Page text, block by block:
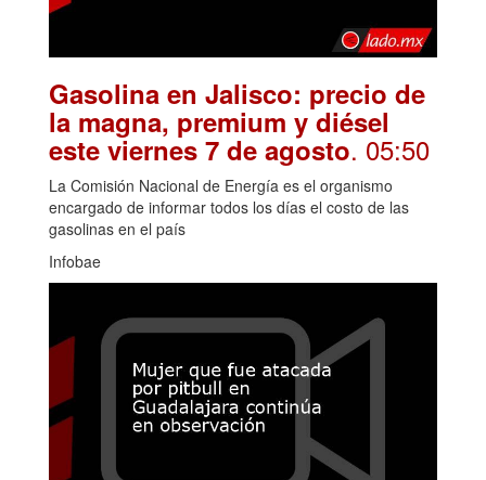
Gasolina en Jalisco: precio de
la magna, premium y diésel
este viernes 7 de agosto. 05:50
La Comisión Nacional de Energía es el organismo
encargado de informar todos los días el costo de las
gasolinas en el país
Infobae